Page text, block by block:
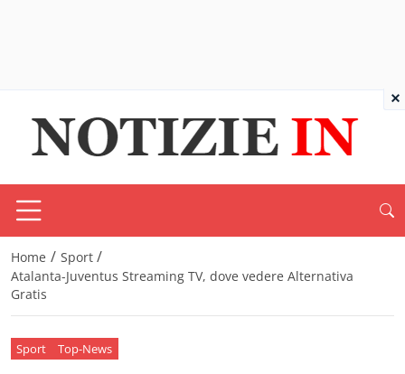
Home / Sport /
Atalanta-Juventus Streaming TV, dove vedere Alternativa
Gratis
Sport Top-News
×